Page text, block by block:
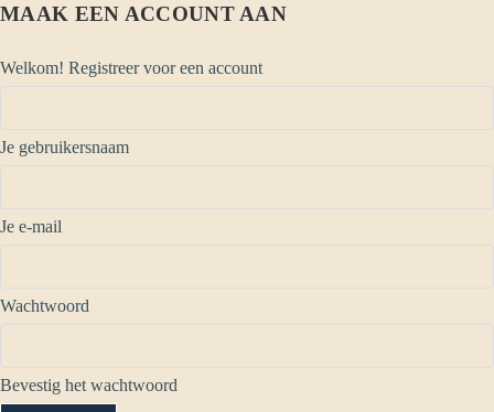
MAAK EEN ACCOUNT AAN
Welkom! Registreer voor een account
Je gebruikersnaam
Je e-mail
Wachtwoord
Bevestig het wachtwoord